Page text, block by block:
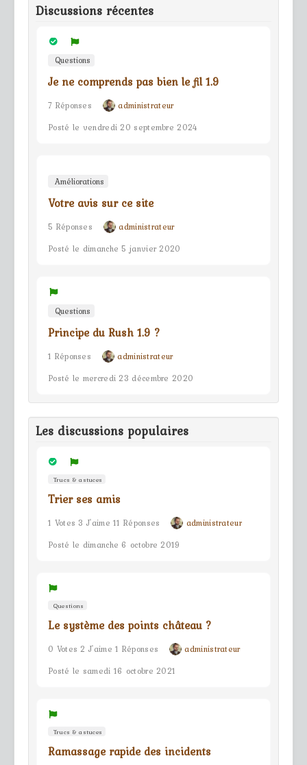
Discussions récentes
Questions
Je ne comprends pas bien le fil 1.9
7 Réponses
administrateur
Posté le vendredi 20 septembre 2024
Améliorations
Votre avis sur ce site
5 Réponses
administrateur
Posté le dimanche 5 janvier 2020
Questions
Principe du Rush 1.9 ?
1 Réponses
administrateur
Posté le mercredi 23 décembre 2020
Les discussions populaires
Trucs & astuces
Trier ses amis
1 Votes 3 J'aime 11 Réponses
administrateur
Posté le dimanche 6 octobre 2019
Questions
Le système des points château ?
0 Votes 2 J'aime 1 Réponses
administrateur
Posté le samedi 16 octobre 2021
Trucs & astuces
Ramassage rapide des incidents